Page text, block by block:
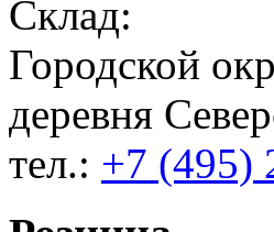
Склад:
Городской
деревня
тел.: +7 (495)